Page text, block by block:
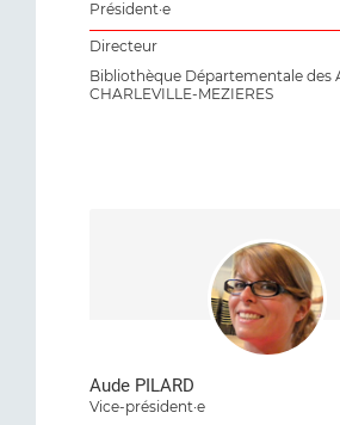
Président·e
Directeur
Bibliothèque Départementale des
CHARLEVILLE-MEZIERES
Aude PILARD
Vice-président·e